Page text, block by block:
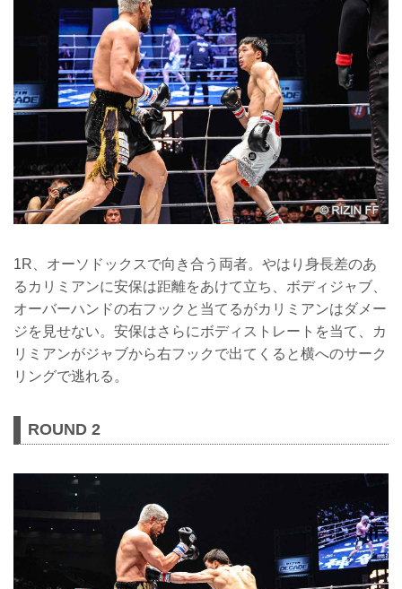
1R、オーソドックスで向き合う両者。やはり身長差のあ
るカリミアンに安保は距離をあけて立ち、ボディジャブ、
オーバーハンドの右フックと当てるがカリミアンはダメー
ジを見せない。安保はさらにボディストレートを当て、カ
リミアンがジャブから右フックで出てくると横へのサーク
リングで逃れる。
ROUND 2